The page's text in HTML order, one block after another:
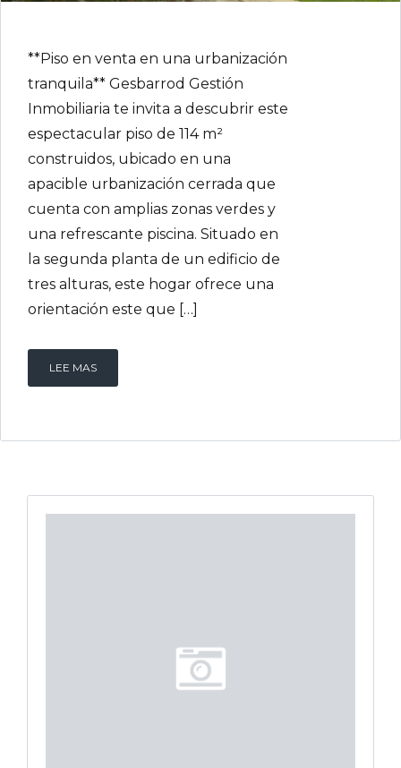
Lost your password?
**Piso en venta en una urbanización
tranquila** Gesbarrod Gestión
Inmobiliaria te invita a descubrir este
espectacular piso de 114 m²
construidos, ubicado en una
apacible urbanización cerrada que
cuenta con amplias zonas verdes y
una refrescante piscina. Situado en
la segunda planta de un edificio de
tres alturas, este hogar ofrece una
orientación este que […]
LEE MAS